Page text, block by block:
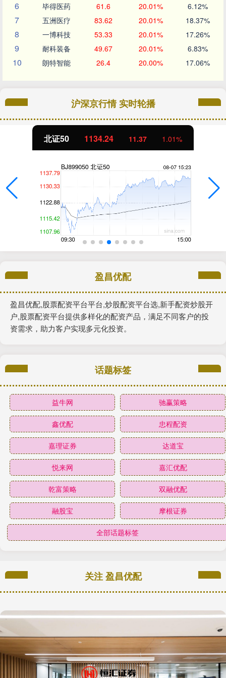
6 毕得医药 61.6 20.01% 6.12%
7 五洲医疗 83.62 20.01% 18.37%
8 一博科技 53.33 20.01% 17.26%
9 耐科装备 49.67 20.01% 6.83%
10 朗特智能 26.4 20.00% 17.06%
沪深京行情 实时轮播
北证50 1134.24 11.37 1.01%
盈昌优配
盈昌优配,股票配资平台平台,炒股配资平台选,新手配资炒股开
户,股票配资平台提供多样化的配资产品，满足不同客户的投
资需求，助力客户实现多元化投资。
话题标签
益牛网 驰赢策略
鑫优配 忠程配资
嘉理证券 达道宝
悦来网 嘉汇优配
乾富策略 双融优配
融股宝 摩根证券
全部话题标签
关注 盈昌优配